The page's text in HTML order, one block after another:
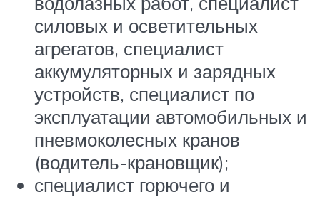
силовых и осветительных
агрегатов, специалист
аккумуляторных и зарядных
устройств, специалист по
эксплуатации автомобильных и
пневмоколесных кранов
(водитель-крановщик);
специалист горючего и